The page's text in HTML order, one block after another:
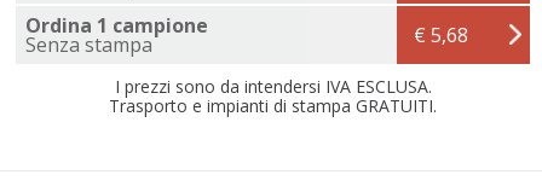
Ordina 1 campione
Senza stampa € 5,68
I prezzi sono da intendersi IVA ESCLUSA.
Trasporto e impianti di stampa GRATUITI.